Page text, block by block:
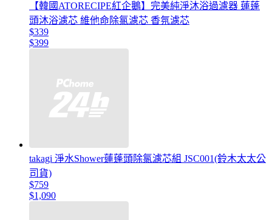
【韓國ATORECIPE紅企鵝】完美純淨沐浴過濾器 蓮蓬
頭沐浴濾芯 維他命除氯濾芯 香氛濾芯
$339
$399
takagi 淨水Shower蓮蓬頭除氯濾芯組 JSC001(鈴木太太公
司貨)
$759
$1,090